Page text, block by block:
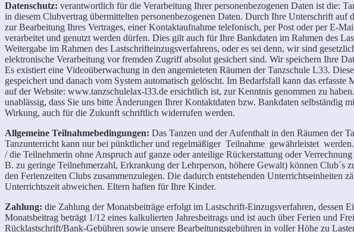
Datenschutz: verantwortlich für die Verarbeitung Ihrer personenbezogenen Daten ist die:
in diesem Clubvertrag übermittelten personenbezogenen Daten. Durch Ihre Unterschrift
zur Bearbeitung Ihres Vertrages, einer Kontaktaufnahme telefonisch, per Post oder per E-
verarbeitet und genutzt werden dürfen. Dies gilt auch für Ihre Bankdaten im Rahmen des
Weitergabe im Rahmen des Lastschrifteinzugsverfahrens, oder es sei denn, wir sind
elektronische Verarbeitung vor fremden Zugriff absolut gesichert sind. Wir speichern Ihre
Es existiert eine Videoüberwachung in den angemieteten Räumen der Tanzschule L33.
gespeichert und danach vom System automatisch gelöscht. Im Bedarfsfall kann das
auf der Website: www.tanzschulelax-l33.de ersichtlich ist, zur Kenntnis genommen zu
unablässig, dass Sie uns bitte Änderungen Ihrer Kontaktdaten bzw. Bankdaten
Wirkung, auch für die Zukunft schriftlich widerrufen werden.
Allgemeine Teilnahmebedingungen: Das Tanzen und der Aufenthalt in den Räumen der
Tanzunterricht kann nur bei pünktlicher und regelmäßiger Teilnahme gewährleistet
/ die Teilnehmerin ohne Anspruch auf ganze oder anteilige Rückerstattung oder
B. zu geringe Teilnehmerzahl, Erkrankung der Lehrperson, höhere Gewalt) können Club´s
den Ferienzeiten Clubs zusammenzulegen. Die dadurch entstehenden Unterrichtseinheiten
Unterrichtszeit abweichen. Eltern haften für Ihre Kinder.
Zahlung: die Zahlung der Monatsbeiträge erfolgt im Lastschrift-Einzugsverfahren, dessen
Monatsbeitrag beträgt 1/12 eines kalkulierten Jahresbeitrags und ist auch über Ferien und
Rücklastschrift/Bank-Gebühren sowie unsere Bearbeitungsgebühren in voller Höhe zu